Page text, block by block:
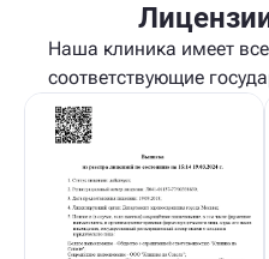
Наша клиника имеет
соответствующие